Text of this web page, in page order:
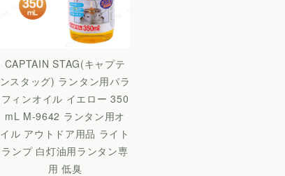
CAPTAIN STAG(キャプテ
ンスタッグ) ランタン用パラ
フィンオイル イエロー 350
mL M-9642 ランタン用オ
イル アウトドア用品 ライト
ランプ 白灯油用ランタン専
用 低臭